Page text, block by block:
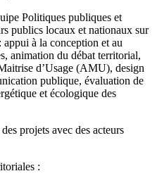
Politiques publiques et
publics locaux et nationaux sur
appui à la conception et au
animation du débat territorial,
d’Usage (AMU), design
publique, évaluation de
et écologique des
projets avec des acteurs
: